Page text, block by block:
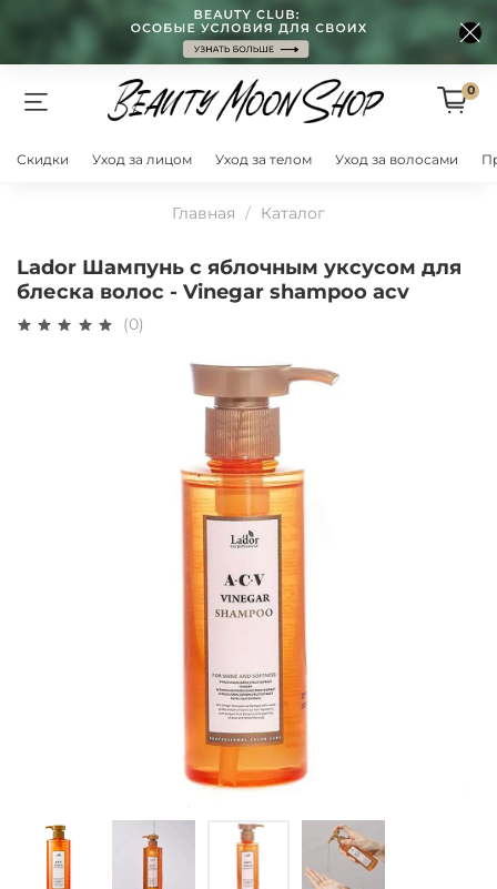
0
Скидки Уход за лицом Уход за телом Уход за волосами
Главная Каталог
Lador Шампунь с яблочным уксусом для
блеска волос - Vinegar shampoo acv
(0)